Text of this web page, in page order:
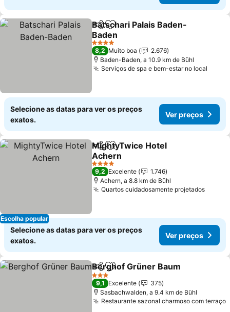
PartilharAdicionar aos favoritos
Batschari Palais Baden-
Baden
4 Estrelas
8,2 Muito boa
2.676
Baden-Baden, a 10.9 km de Bühl
Serviços de spa e bem-estar no local
Selecione as datas para ver os preços
exatos.
Ver preços
Escolha popular
PartilharAdicionar aos favoritos
MightyTwice Hotel
Achern
4 Estrelas
9,2 Excelente
1.746
Achern, a 8.8 km de Bühl
Quartos cuidadosamente projetados
Selecione as datas para ver os preços
exatos.
Ver preços
PartilharAdicionar aos favoritos
Berghof Grüner Baum
3 Estrelas
9,1 Excelente
375
Sasbachwalden, a 9.4 km de Bühl
Restaurante sazonal charmoso com terraço